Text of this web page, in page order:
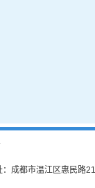
成都市温江区惠民路